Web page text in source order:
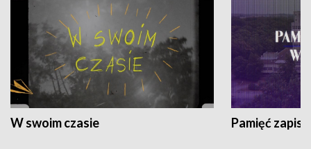
W swoim czasie Pamięć